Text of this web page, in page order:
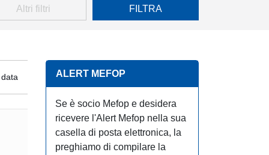
Altri filtri FILTRA
ALERT MEFOP
Se è socio Mefop e desidera
ricevere l'Alert Mefop nella sua
casella di posta elettronica, la
preghiamo di compilare la